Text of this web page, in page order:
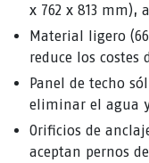
x 762 x 813 mm),
Material ligero
reduce los costes
Panel de techo
eliminar el agua
Orificios de
aceptan pernos